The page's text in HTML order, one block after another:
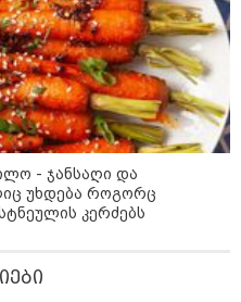
ვალაგებდი, ეს ამბავი
ვისთვის მეთქვა, ვის
მძიმეა ჩემთვის ის, რაც
- ჯანსაღი და
უხდება როგორც
კერძებს